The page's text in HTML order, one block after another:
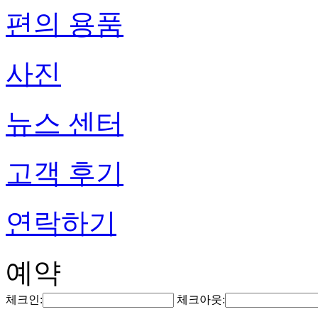
편의 용품
사진
뉴스 센터
고객 후기
연락하기
예약
체크인: 체크아웃: